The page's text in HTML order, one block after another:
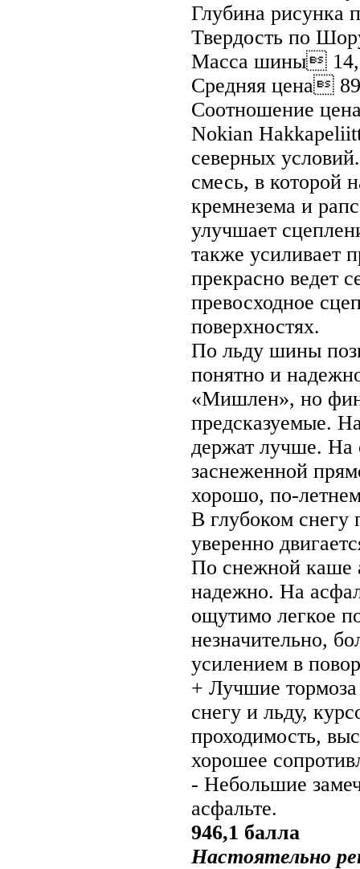
Глубина рисунка
Твердость по
Масса шины
Средняя цена
Соотношение
Nokian
северных
смесь, в которой
кремнезема и
улучшает
также усиливает
прекрасно ведет
превосходное
поверхностях.
По льду шины
понятно и
«Мишлен», но
предсказуемые.
держат лучше. На
заснеженной
хорошо, по-
В глубоком снегу
уверенно
По снежной каше
надежно. На
ощутимо легкое
незначительно,
усилением в
+ Лучшие тормоза
снегу и льду,
проходимость,
хорошее
- Небольшие
асфальте.
946,1 балла
Настоятельно